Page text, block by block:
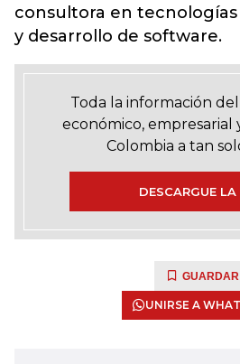
consultora en
y desarrollo de software.
Toda la información
económico, empresarial
Colombia a tan
DESCARGUE LA
GUARDAR
UNIRSE A